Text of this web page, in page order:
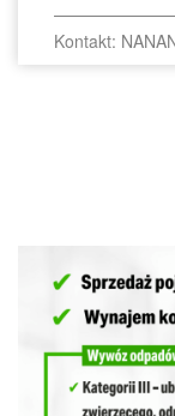
Kontakt: